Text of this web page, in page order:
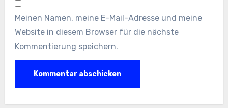
Meinen Namen, meine E-Mail-Adresse und meine
Website in diesem Browser für die nächste
Kommentierung speichern.